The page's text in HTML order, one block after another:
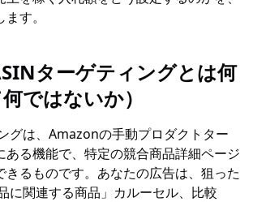
す。
ターゲティングとは何
ではないか）
グは、Amazonの手動プロダクトター
ある機能で、特定の競合商品詳細ページ
きるものです。あなたの広告は、狙った
に関連する商品」カルーセル、比較